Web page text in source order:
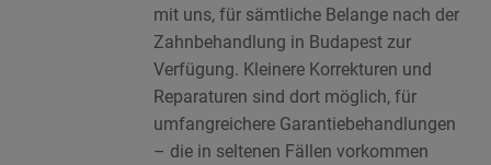
mit uns, für sämtliche Belange nach der
Zahnbehandlung in Budapest zur
Verfügung. Kleinere Korrekturen und
Reparaturen sind dort möglich, für
umfangreichere Garantiebehandlungen
– die in seltenen Fällen vorkommen